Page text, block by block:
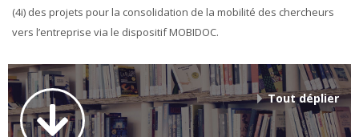
(4i) des projets pour la consolidation de la mobilité des chercheurs
vers l’entreprise via le dispositif MOBIDOC.
Tout déplier